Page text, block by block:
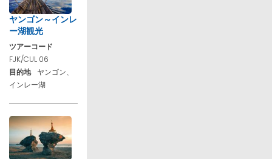
ヤンゴン～インレ
ー湖観光
ツアーコード
FJK/CUL 06
目的地
ヤンゴン、
インレー湖